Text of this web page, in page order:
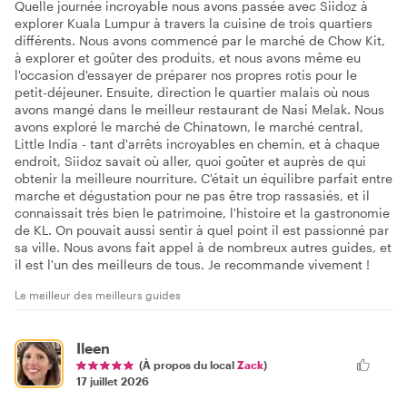
Quelle journée incroyable nous avons passée avec Siidoz à
explorer Kuala Lumpur à travers la cuisine de trois quartiers
différents. Nous avons commencé par le marché de Chow Kit,
à explorer et goûter des produits, et nous avons même eu
l'occasion d'essayer de préparer nos propres rotis pour le
petit-déjeuner. Ensuite, direction le quartier malais où nous
avons mangé dans le meilleur restaurant de Nasi Melak. Nous
avons exploré le marché de Chinatown, le marché central,
Little India - tant d'arrêts incroyables en chemin, et à chaque
endroit, Siidoz savait où aller, quoi goûter et auprès de qui
obtenir la meilleure nourriture. C'était un équilibre parfait entre
marche et dégustation pour ne pas être trop rassasiés, et il
connaissait très bien le patrimoine, l'histoire et la gastronomie
de KL. On pouvait aussi sentir à quel point il est passionné par
sa ville. Nous avons fait appel à de nombreux autres guides, et
il est l'un des meilleurs de tous. Je recommande vivement !
Le meilleur des meilleurs guides
Ileen
(À propos du local Zack)
17 juillet 2026